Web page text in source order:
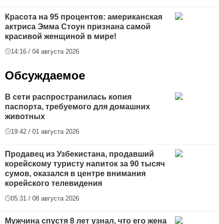
Красота на 95 процентов: американская
актриса Эмма Стоун признана самой
красивой женщиной в мире!
14:16 / 04 августа 2026
Обсуждаемое
В сети распространилась копия
паспорта, требуемого для домашних
животных
19:42 / 01 августа 2026
Продавец из Узбекистана, продавший
корейскому туристу напиток за 90 тысяч
сумов, оказался в центре внимания
корейского телевидения
05:31 / 08 августа 2026
Мужчина спустя 8 лет узнал, что его жена